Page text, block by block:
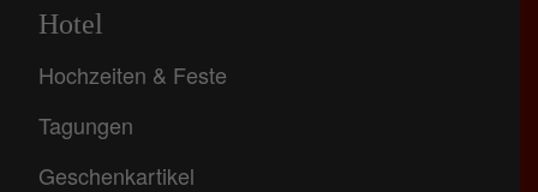
Hotel
Hochzeiten & Feste
Tagungen
Geschenkartikel